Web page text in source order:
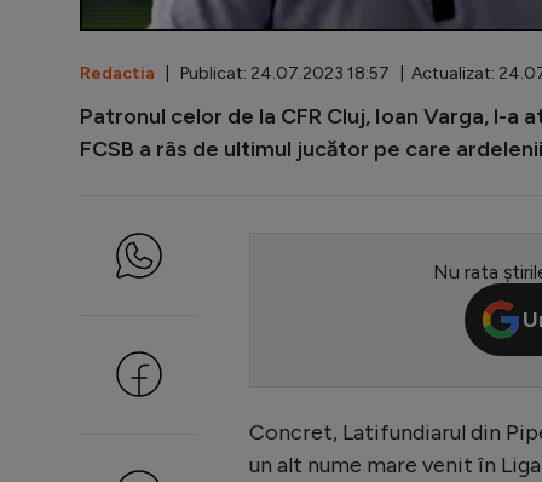
Redactia | Publicat: 24.07.2023 18:57 | Actualizat:
Patronul celor de la CFR Cluj, Ioan Varga, l-a
FCSB a râs de ultimul jucător pe care
Nu rata
Concret, Latifundiarul din
un alt nume mare venit în